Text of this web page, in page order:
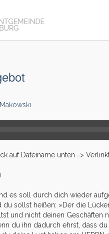
auf Dateiname unten ->
es soll durch dich wieder
sollst heißen: »Der die
und nicht deinen Geschäften
du ihn dadurch ehrst, dass